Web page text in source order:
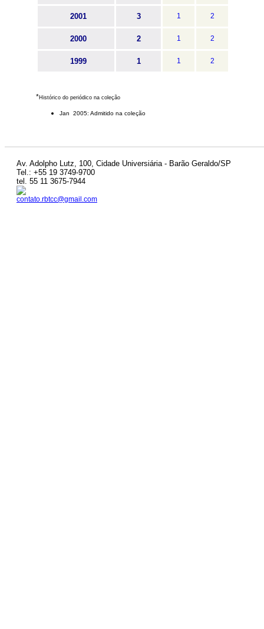
2001 3 1 2
2000 2 1 2
1999 1 1 2
*Histórico do periódico na coleção
Jan 2005: Admitido na coleção
Av. Adolpho Lutz, 100, Cidade Universiária - Barão Geraldo/SP
Tel.: +55 19 3749-9700
tel. 55 11 3675-7944
contato.rbtcc@gmail.com